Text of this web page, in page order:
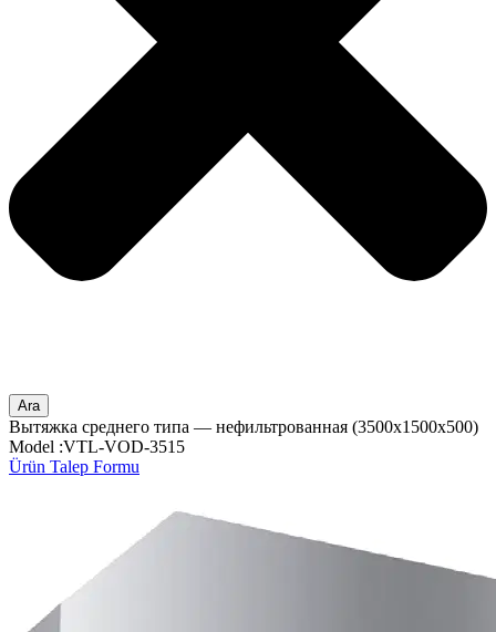
Ara
Вытяжка среднего типа — нефильтрованная (3500x1500x500)
Model :VTL-VOD-3515
Ürün Talep Formu